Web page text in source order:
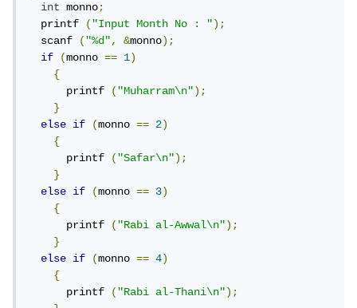
int monno;
  printf
("Input Month No : ");
  scanf
("%d", &monno);
if
(monno == 1)
{
      printf
("Muharram\n");
}
else
if (monno == 2)
{
      printf
("Safar\n");
}
else
if (monno == 3)
{
      printf
("Rabi al-Awwal\n");
}
else
if (monno == 4)
{
      printf
("Rabi al-Thani\n");